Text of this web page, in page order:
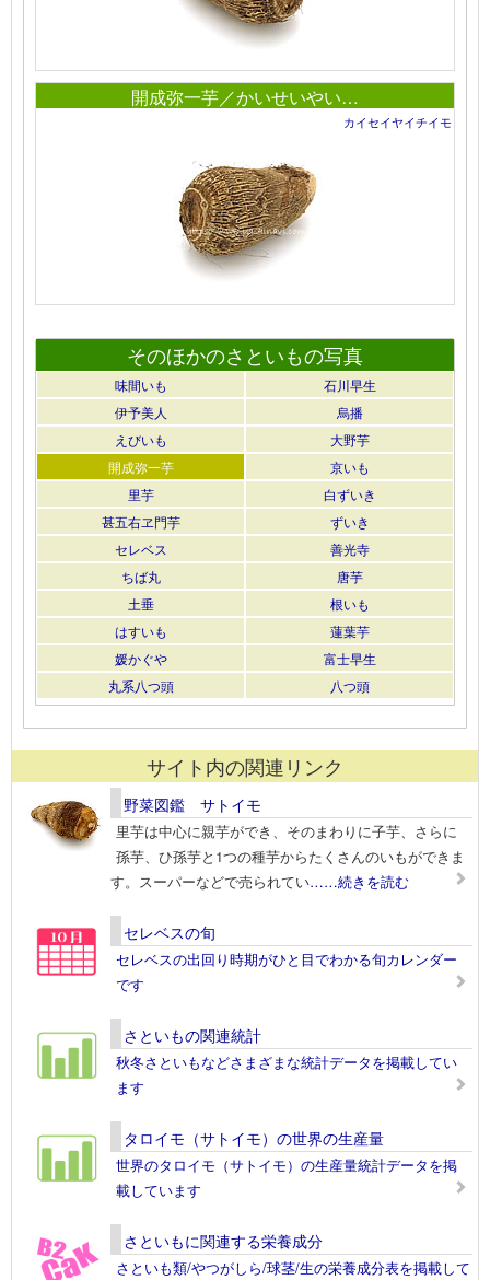
開成弥一芋／かいせいやい…
カイセイヤイチイモ
そのほかのさといもの写真
味間いも
石川早生
伊予美人
烏播
えびいも
大野芋
開成弥一芋
京いも
里芋
白ずいき
甚五右ヱ門芋
ずいき
セレベス
善光寺
ちば丸
唐芋
土垂
根いも
はすいも
蓮葉芋
媛かぐや
富士早生
丸系八つ頭
八つ頭
サイト内の関連リンク
野菜図鑑 サトイモ
里芋は中心に親芋ができ、そのまわりに子芋、さらに
孫芋、ひ孫芋と1つの種芋からたくさんのいもができま
す。スーパーなどで売られてい……続きを読む
セレベスの旬
セレベスの出回り時期がひと目でわかる旬カレンダー
です
さといもの関連統計
秋冬さといもなどさまざまな統計データを掲載してい
ます
タロイモ（サトイモ）の世界の生産量
世界のタロイモ（サトイモ）の生産量統計データを掲
載しています
さといもに関連する栄養成分
さといも類/やつがしら/球茎/生の栄養成分表を掲載して